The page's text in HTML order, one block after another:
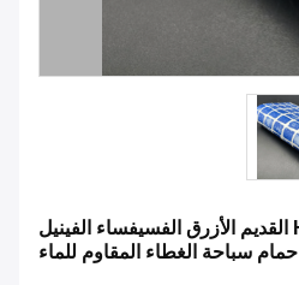
HLSPL04 1.5MM PVC القديم الأزرق الفسيفساء الفينيل
حمام سباحة الغطاء المقاوم للماء